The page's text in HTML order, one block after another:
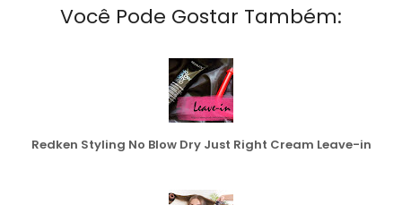
Você Pode Gostar Também:
Redken Styling No Blow Dry Just Right Cream Leave-in